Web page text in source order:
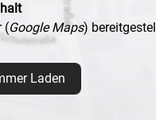
(Google Maps)
Laden